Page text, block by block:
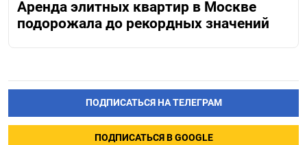
Аренда элитных квартир в Москве
подорожала до рекордных значений
ПОДПИСАТЬСЯ НА ТЕЛЕГРАМ
ПОДПИСАТЬСЯ В GOOGLE